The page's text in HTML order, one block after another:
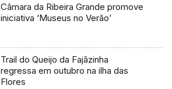
Câmara da Ribeira Grande promove
iniciativa ‘Museus no Verão’
Trail do Queijo da Fajãzinha
regressa em outubro na ilha das
Flores